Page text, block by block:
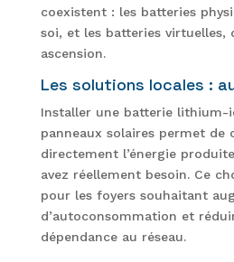
coexistent : les batteries
soi, et les batteries virtuelles,
ascension.
Les solutions locales :
Installer une batterie lithium-
panneaux solaires permet de
directement l’énergie
avez réellement besoin. Ce
pour les foyers souhaitant
d’autoconsommation et
dépendance au réseau.